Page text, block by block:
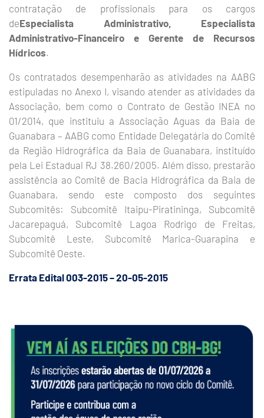
contratação de profissionais para os cargos
deEspecialista Administrativo, Especialista
Administrativo-Financeiro e Gerente de Recursos
Hídricos.
Os contratados desempenharão as atividades na AABG
estipuladas no Anexo I, visando atender as atividades da
Associação, bem como o Contrato de Gestão INEA no
01/2014, que instituiu a Associação Aguas da Baia de
Guanabara – AABG como Entidade Delegatária do Comitê
da Região Hidrográfica da Baia de Guanabara, instituído
pela Lei Estadual RJ 38.260/2005. Além disso, prestarão
assistência ao Comitê de Bacia Hidrográfica da Baia de
Guanabara, sendo este composto dos seguintes
Subcomitês: Subcomitê Itaipu-Piratininga, Subcomitê
Jacarepaguá, Subcomitê Lagoa Rodrigo de Freitas,
Subcomitê Leste, Subcomitê Marica-Guarapina e
Subcomitê Oeste.
Errata Edital 003-2015 – 20-05-2015